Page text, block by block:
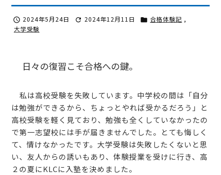
 2024年5月24日  2024年12月11日  合格体験記 ,
大学受験
日々の復習こそ合格への鍵。
私は高校受験を失敗しています。中学校の間は「自分
は勉強ができるから、ちょっとやれば受かるだろう」と
高校受験を軽く見ており、勉強も全くしていなかったの
で第一志望校には手が届きませんでした。とても悔しく
て、情けなかったです。大学受験は失敗したくないと思
い、友人からの誘いもあり、体験授業を受けに行き、高
２の夏にKLCに入塾を決めました。